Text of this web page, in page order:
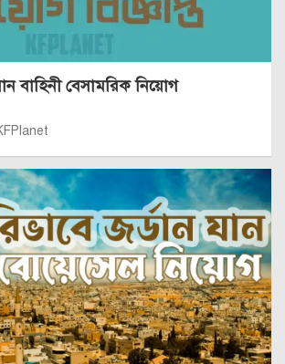
বাহিনী বেসামরিক নিয়োগ